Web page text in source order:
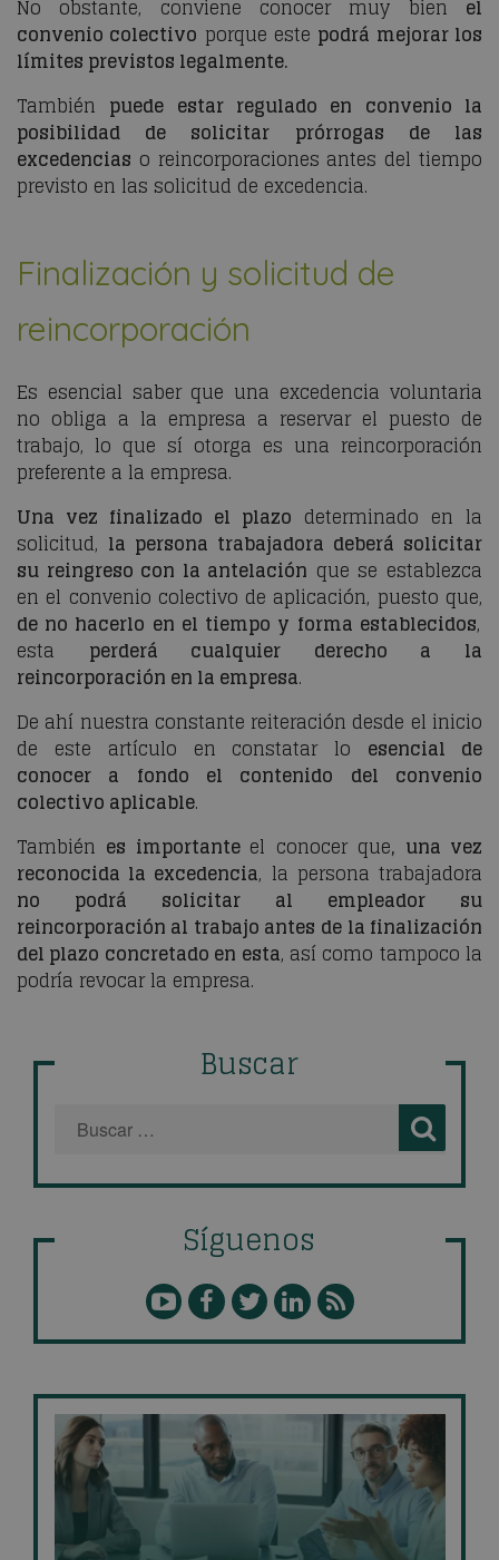
No obstante, conviene conocer muy bien el
convenio colectivo porque este podrá mejorar los
límites previstos legalmente.
También puede estar regulado en convenio la
posibilidad de solicitar prórrogas de las
excedencias o reincorporaciones antes del tiempo
previsto en las solicitud de excedencia.
Finalización y solicitud de
reincorporación
Es esencial saber que una excedencia voluntaria
no obliga a la empresa a reservar el puesto de
trabajo, lo que sí otorga es una reincorporación
preferente a la empresa.
Una vez finalizado el plazo determinado en la
solicitud, la persona trabajadora deberá solicitar
su reingreso con la antelación que se establezca
en el convenio colectivo de aplicación, puesto que,
de no hacerlo en el tiempo y forma establecidos,
esta perderá cualquier derecho a la
reincorporación en la empresa.
De ahí nuestra constante reiteración desde el inicio
de este artículo en constatar lo esencial de
conocer a fondo el contenido del convenio
colectivo aplicable.
También es importante el conocer que, una vez
reconocida la excedencia, la persona trabajadora
no podrá solicitar al empleador su
reincorporación al trabajo antes de la finalización
del plazo concretado en esta, así como tampoco la
podría revocar la empresa.
Buscar
Síguenos